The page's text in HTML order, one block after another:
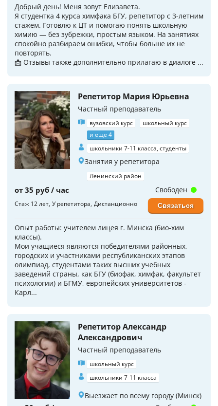
Добрый день! Меня зовут Елизавета.
Я студентка 4 курса химфака БГУ, репетитор с 3-летним
стажем. Готовлю к ЦТ и помогаю понять школьную
химию — без зубрежки, простым языком. На занятиях
спокойно разбираем ошибки, чтобы больше их не
повторять.
📩 Отзывы также дополнительно прилагаю в диалоге ...
Репетитор Мария Юрьевна
Частный преподаватель
вузовский курс
школьный курс
и еще 4
школьники 7-11 класса, студенты
Занятия у репетитора
Ленинский район
от 35 руб / час
Стаж 12 лет У репетитора Дистанционно
Опыт работы: учителем лицея г. Минска (био-хим
классы).
Мои учащиеся являются победителями районных,
городских и участниками республиканских этапов
олимпиад, студентами таких высших учебных
заведений страны, как БГУ (биофак, химфак, факультет
психологии) и БГМУ, европейских университетов -
Карл...
Свободен
Связаться
Репетитор Александр
Александрович
Частный преподаватель
школьный курс
школьники 7-11 класса
Выезжает по всему городу (Минск)